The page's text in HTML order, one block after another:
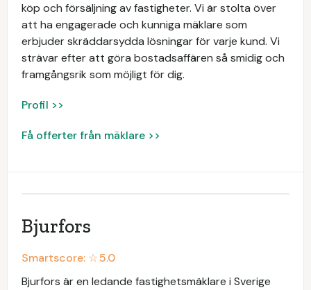
köp och försäljning av fastigheter. Vi är stolta över
att ha engagerade och kunniga mäklare som
erbjuder skräddarsydda lösningar för varje kund. Vi
strävar efter att göra bostadsaffären så smidig och
framgångsrik som möjligt för dig.
Profil >>
Få offerter från mäklare >>
Bjurfors
Smartscore: ☆5.0
Bjurfors är en ledande fastighetsmäklare i Sverige